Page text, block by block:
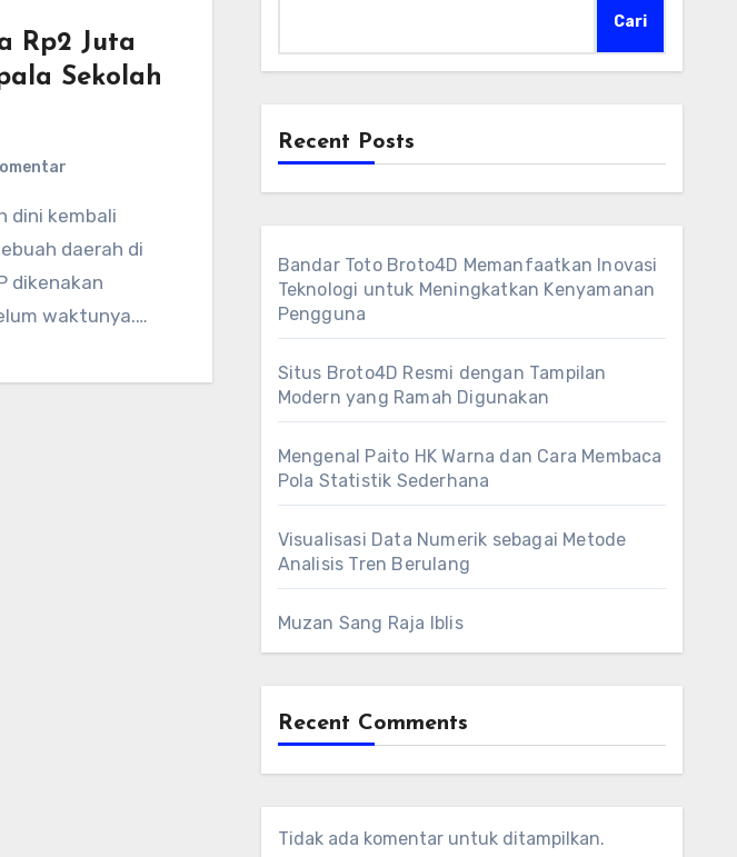
Rp2 Juta
Sekolah
daerah di
dikenakan
waktunya.…
Cari
Recent Posts
Bandar Toto Broto4D Memanfaatkan Inovasi
Teknologi untuk Meningkatkan Kenyamanan
Pengguna
Situs Broto4D Resmi dengan Tampilan
Modern yang Ramah Digunakan
Mengenal Paito HK Warna dan Cara Membaca
Pola Statistik Sederhana
Visualisasi Data Numerik sebagai Metode
Analisis Tren Berulang
Muzan Sang Raja Iblis
Recent Comments
Tidak ada komentar untuk ditampilkan.